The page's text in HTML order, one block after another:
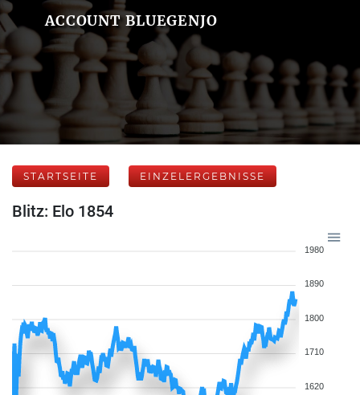
ACCOUNT BLUEGENJO
STARTSEITE EINZELERGEBNISSE
Blitz: Elo 1854
1980
1890
1800
1710
1620